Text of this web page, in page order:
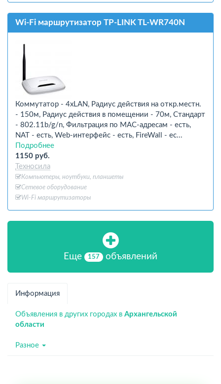
Wi-Fi маршрутизатор TP-LINK TL-WR740N
Коммутатор - 4xLAN, Радиус действия на откр.местн.
- 150м, Радиус действия в помещении - 70м, Стандарт
- 802.11b/g/n, Фильтрация по MAC-адресам - есть,
NAT - есть, Web-интерфейс - есть, FireWall - ес...
Подробнее
1150 руб.
Техносила
Компьютеры, ноутбуки, планшеты
Сетевое оборудование
Wi-Fi маршрутизаторы
Еще 157 объявлений
Информация
Объявления в других городах в Архангельской
области
Разное